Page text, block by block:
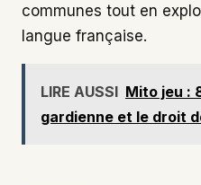
communes tout en
langue française.
LIRE AUSSI Mito jeu :
gardienne et le droit